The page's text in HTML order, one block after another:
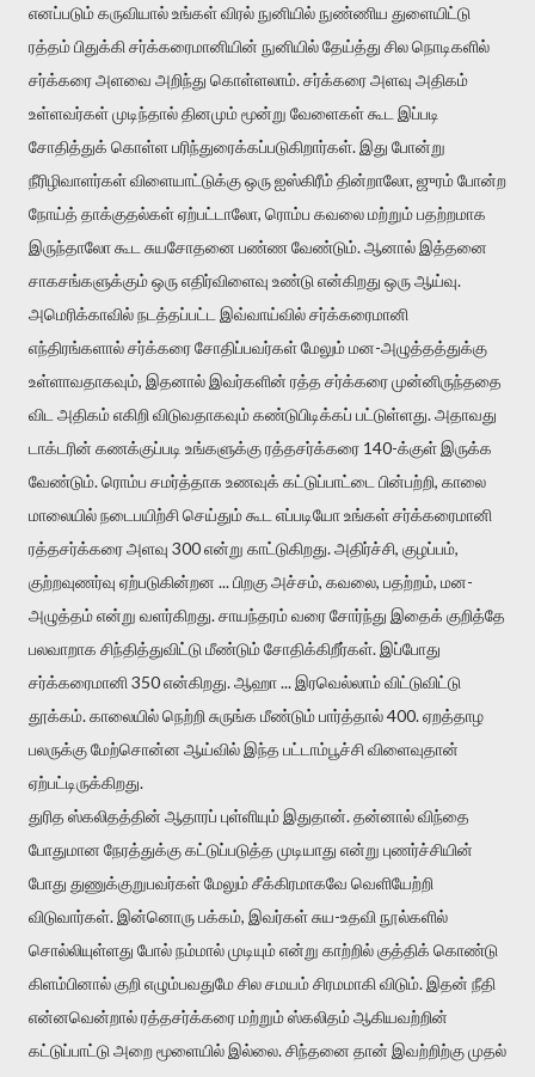
எனப்படும் கருவியால் உங்கள் விரல் நுனியில் நுண்ணிய துளையிட்டு
ரத்தம் பிதுக்கி சர்க்கரைமானியின் நுனியில் தேய்த்து சில நொடிகளில்
சர்க்கரை அளவை அறிந்து கொள்ளலாம். சர்க்கரை அளவு அதிகம்
உள்ளவர்கள் முடிந்தால் தினமும் மூன்று வேளைகள் கூட இப்படி
சோதித்துக் கொள்ள பரிந்துரைக்கப்படுகிறார்கள். இது போன்று
நீரிழிவாளர்கள் விளையாட்டுக்கு ஒரு ஐஸ்கிரீம் தின்றாலோ, ஜுரம் போன்ற
நோய்த் தாக்குதல்கள் ஏற்பட்டாலோ, ரொம்ப கவலை மற்றும் பதற்றமாக
இருந்தாலோ கூட சுயசோதனை பண்ண வேண்டும். ஆனால் இத்தனை
சாகசங்களுக்கும் ஒரு எதிர்விளைவு உண்டு என்கிறது ஒரு ஆய்வு.
அமெரிக்காவில் நடத்தப்பட்ட இவ்வாய்வில் சர்க்கரைமானி
எந்திரங்களால் சர்க்கரை சோதிப்பவர்கள் மேலும் மன-அழுத்தத்துக்கு
உள்ளாவதாகவும், இதனால் இவர்களின் ரத்த சர்க்கரை முன்னிருந்ததை
விட அதிகம் எகிறி விடுவதாகவும் கண்டுபிடிக்கப் பட்டுள்ளது. அதாவது
டாக்டரின் கணக்குப்படி உங்களுக்கு ரத்தசர்க்கரை 140-க்குள் இருக்க
வேண்டும். ரொம்ப சமர்த்தாக உணவுக் கட்டுப்பாட்டை பின்பற்றி, காலை
மாலையில் நடைபயிற்சி செய்தும் கூட எப்படியோ உங்கள் சர்க்கரைமானி
ரத்தசர்க்கரை அளவு 300 என்று காட்டுகிறது. அதிர்ச்சி, குழப்பம்,
குற்றவுணர்வு ஏற்படுகின்றன ... பிறகு அச்சம், கவலை, பதற்றம், மன-
அழுத்தம் என்று வளர்கிறது. சாயந்தரம் வரை சோர்ந்து இதைக் குறித்தே
பலவாறாக சிந்தித்துவிட்டு மீண்டும் சோதிக்கிறீர்கள். இப்போது
சர்க்கரைமானி 350 என்கிறது. ஆஹா ... இரவெல்லாம் விட்டுவிட்டு
தூக்கம். காலையில் நெற்றி சுருங்க மீண்டும் பார்த்தால் 400. ஏறத்தாழ
பலருக்கு மேற்சொன்ன ஆய்வில் இந்த பட்டாம்பூச்சி விளைவுதான்
ஏற்பட்டிருக்கிறது.
துரித ஸ்கலிதத்தின் ஆதாரப் புள்ளியும் இதுதான். தன்னால் விந்தை
போதுமான நேரத்துக்கு கட்டுப்படுத்த முடியாது என்று புணர்ச்சியின்
போது துணுக்குறுபவர்கள் மேலும் சீக்கிரமாகவே வெளியேற்றி
விடுவார்கள். இன்னொரு பக்கம், இவர்கள் சுய-உதவி நூல்களில்
சொல்லியுள்ளது போல் நம்மால் முடியும் என்று காற்றில் குத்திக் கொண்டு
கிளம்பினால் குறி எழும்பவதுமே சில சமயம் சிரமமாகி விடும். இதன் நீதி
என்னவென்றால் ரத்தசர்க்கரை மற்றும் ஸ்கலிதம் ஆகியவற்றின்
கட்டுப்பாட்டு அறை மூளையில் இல்லை. சிந்தனை தான் இவற்றிற்கு முதல்